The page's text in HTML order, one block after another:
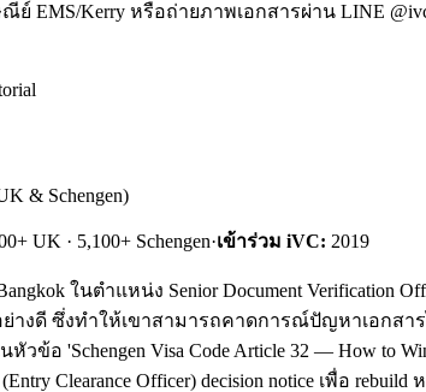
EMS/Kerry หรือถ่ายภาพเอกสารผ่าน LINE
& Schengen)
UK · 5,100+ Schengen·เข้าร่วม iVC: 2019
ในตำแหน่ง Senior Document Verification
อย่างดี ซึ่งทำให้เขาสามารถคาดการณ์ปัญหาเอกสา
หัวข้อ 'Schengen Visa Code Article 32 — How to
Clearance Officer) decision notice เพื่อ rebuild